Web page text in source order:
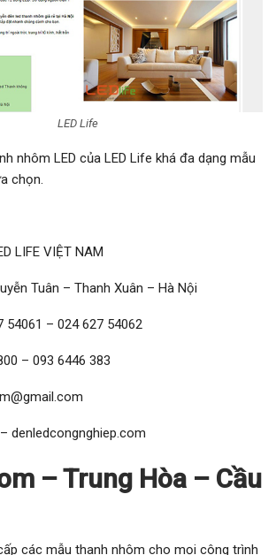
LED Life
nhôm LED của LED Life khá đa dạng mẫu
chọn.
LIFE VIỆT NAM
Tuân – Thanh Xuân – Hà Nội
54061 – 024 627 54062
– 093 6446 383
denledcongnghiep.com
– Trung Hòa – Cầu
các mẫu thanh nhôm cho mọi công trình